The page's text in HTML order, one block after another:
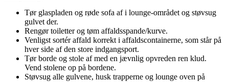
Tør glaspladen og røde sofa af i lounge-området og støvsug
gulvet der.
Rengør toiletter og tøm affaldsspande/kurve.
Venligst sortér affald korrekt i affaldscontainerne, som står på
hver side af den store indgangsport.
Tør borde og stole af med en jævnlig opvreden ren klud.
Vend stolene op på bordene.
Støvsug alle gulvene, husk trapperne og lounge oven på